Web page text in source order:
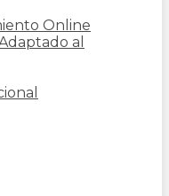
Online
al